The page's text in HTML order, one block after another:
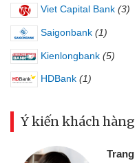
Viet Capital Bank (3)
Saigonbank (1)
Kienlongbank (5)
HDBank (1)
Ý kiến khách hàng